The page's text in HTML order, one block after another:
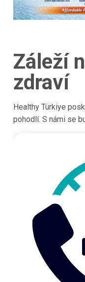
Záleží
zdraví
Healthy Türkiye
pohodlí. S námi se